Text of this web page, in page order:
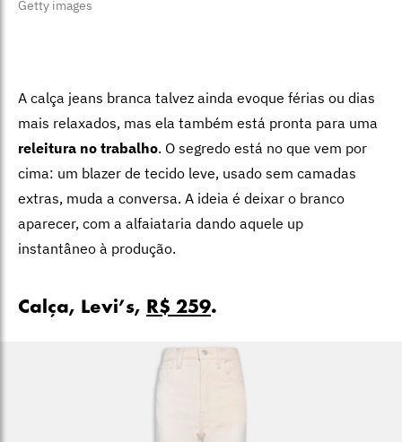
Getty images
A calça jeans branca talvez ainda evoque férias ou dias
mais relaxados, mas ela também está pronta para uma
releitura no trabalho. O segredo está no que vem por
cima: um blazer de tecido leve, usado sem camadas
extras, muda a conversa. A ideia é deixar o branco
aparecer, com a alfaiataria dando aquele up
instantâneo à produção.
Calça, Levi’s, R$ 259.